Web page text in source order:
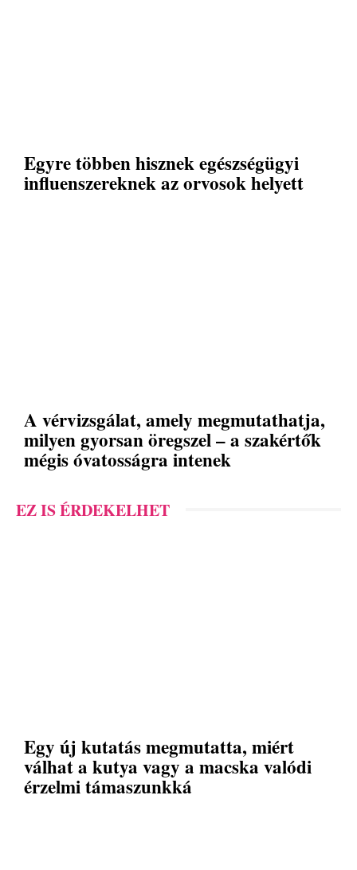
Egyre többen hisznek egészségügyi
influenszereknek az orvosok helyett
A vérvizsgálat, amely megmutathatja,
milyen gyorsan öregszel – a szakértők
mégis óvatosságra intenek
EZ IS ÉRDEKELHET
Egy új kutatás megmutatta, miért
válhat a kutya vagy a macska valódi
érzelmi támaszunkká